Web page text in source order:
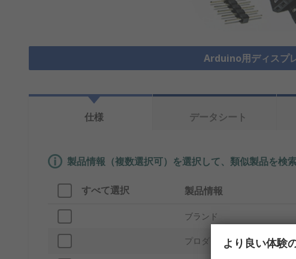
Arduino用ディスプ
仕様
データシート
製品情報（複数選択可）を選択して、類似製品を検索
すべて選択 製品情報
ブランド
プロダクトタイプより良い体験